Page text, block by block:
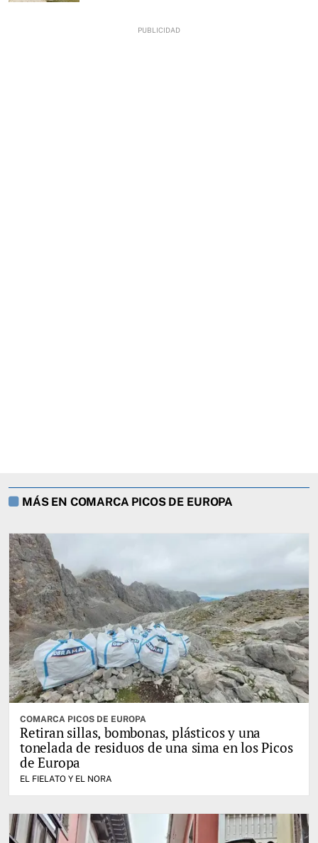
MÁS EN COMARCA PICOS DE EUROPA
COMARCA PICOS DE EUROPA
Retiran sillas, bombonas, plásticos y una
tonelada de residuos de una sima en los Picos
de Europa
EL FIELATO Y EL NORA